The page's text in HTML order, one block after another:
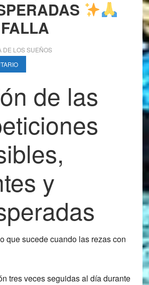
DE LOS SUEÑOS
de las
y
que sucede cuando las rezas con
tres veces seguidas al día durante